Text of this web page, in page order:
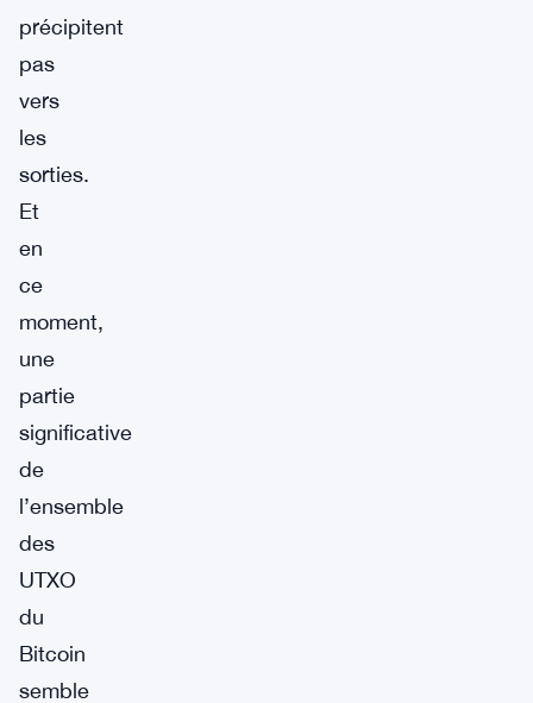
précipitent
pas
vers
les
sorties.
Et
en
ce
moment,
une
partie
significative
de
l’ensemble
des
UTXO
du
Bitcoin
semble